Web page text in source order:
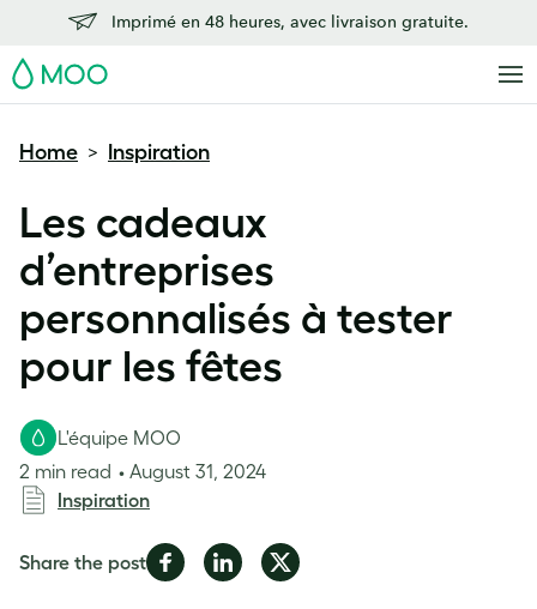
Imprimé en 48 heures, avec livraison gratuite.
MOO
Home > Inspiration
Les cadeaux
d’entreprises
personnalisés à tester
pour les fêtes
L'équipe MOO
2 min read
August 31, 2024
Inspiration
Share the postShare Share Share